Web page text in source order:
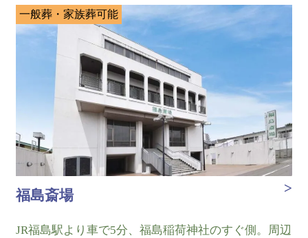
一般葬・家族葬可能
福島斎場
JR福島駅より車で5分、福島稲荷神社のすぐ側。周辺